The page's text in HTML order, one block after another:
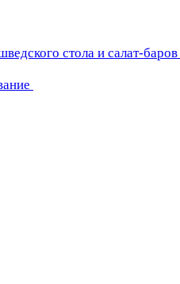
стола и салат-баров